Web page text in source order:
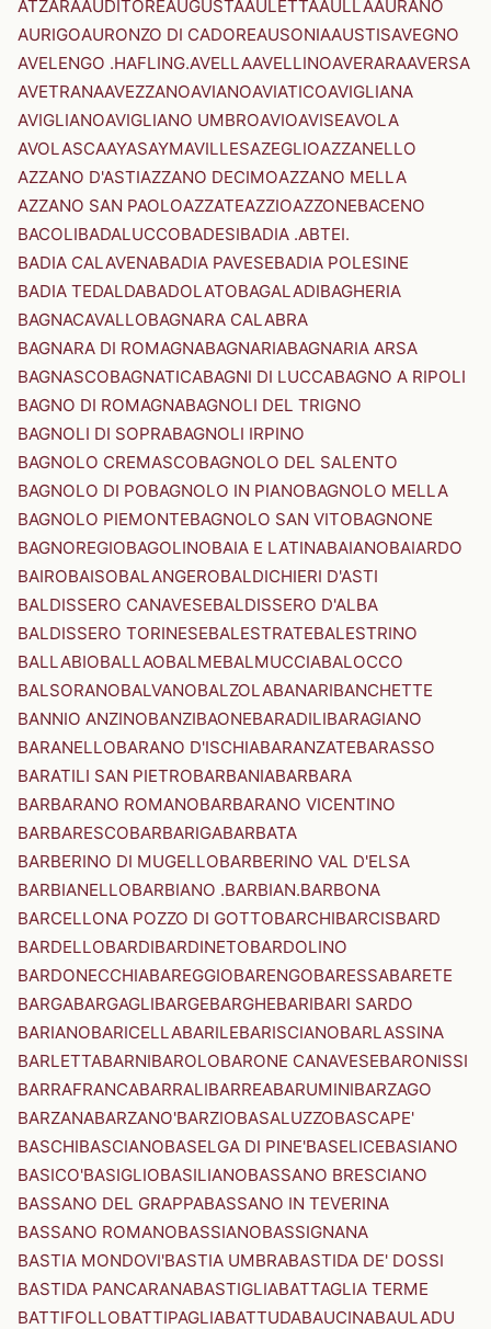
ATZARAAUDITOREAUGUSTAAULETTAAULLAAURANO
AURIGOAURONZO DI CADOREAUSONIAAUSTISAVEGNO
AVELENGO .HAFLING.AVELLAAVELLINOAVERARAAVERSA
AVETRANAAVEZZANOAVIANOAVIATICOAVIGLIANA
AVIGLIANOAVIGLIANO UMBROAVIOAVISEAVOLA
AVOLASCAAYASAYMAVILLESAZEGLIOAZZANELLO
AZZANO D'ASTIAZZANO DECIMOAZZANO MELLA
AZZANO SAN PAOLOAZZATEAZZIOAZZONEBACENO
BACOLIBADALUCCOBADESIBADIA .ABTEI.
BADIA CALAVENABADIA PAVESEBADIA POLESINE
BADIA TEDALDABADOLATOBAGALADIBAGHERIA
BAGNACAVALLOBAGNARA CALABRA
BAGNARA DI ROMAGNABAGNARIABAGNARIA ARSA
BAGNASCOBAGNATICABAGNI DI LUCCABAGNO A RIPOLI
BAGNO DI ROMAGNABAGNOLI DEL TRIGNO
BAGNOLI DI SOPRABAGNOLI IRPINO
BAGNOLO CREMASCOBAGNOLO DEL SALENTO
BAGNOLO DI POBAGNOLO IN PIANOBAGNOLO MELLA
BAGNOLO PIEMONTEBAGNOLO SAN VITOBAGNONE
BAGNOREGIOBAGOLINOBAIA E LATINABAIANOBAIARDO
BAIROBAISOBALANGEROBALDICHIERI D'ASTI
BALDISSERO CANAVESEBALDISSERO D'ALBA
BALDISSERO TORINESEBALESTRATEBALESTRINO
BALLABIOBALLAOBALMEBALMUCCIABALOCCO
BALSORANOBALVANOBALZOLABANARIBANCHETTE
BANNIO ANZINOBANZIBAONEBARADILIBARAGIANO
BARANELLOBARANO D'ISCHIABARANZATEBARASSO
BARATILI SAN PIETROBARBANIABARBARA
BARBARANO ROMANOBARBARANO VICENTINO
BARBARESCOBARBARIGABARBATA
BARBERINO DI MUGELLOBARBERINO VAL D'ELSA
BARBIANELLOBARBIANO .BARBIAN.BARBONA
BARCELLONA POZZO DI GOTTOBARCHIBARCISBARD
BARDELLOBARDIBARDINETOBARDOLINO
BARDONECCHIABAREGGIOBARENGOBARESSABARETE
BARGABARGAGLIBARGEBARGHEBARIBARI SARDO
BARIANOBARICELLABARILEBARISCIANOBARLASSINA
BARLETTABARNIBAROLOBARONE CANAVESEBARONISSI
BARRAFRANCABARRALIBARREABARUMINIBARZAGO
BARZANABARZANO'BARZIOBASALUZZOBASCAPE'
BASCHIBASCIANOBASELGA DI PINE'BASELICEBASIANO
BASICO'BASIGLIOBASILIANOBASSANO BRESCIANO
BASSANO DEL GRAPPABASSANO IN TEVERINA
BASSANO ROMANOBASSIANOBASSIGNANA
BASTIA MONDOVI'BASTIA UMBRABASTIDA DE' DOSSI
BASTIDA PANCARANABASTIGLIABATTAGLIA TERME
BATTIFOLLOBATTIPAGLIABATTUDABAUCINABAULADU